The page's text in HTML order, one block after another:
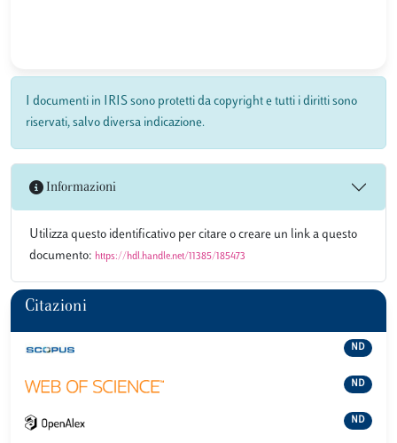
I documenti in IRIS sono protetti da copyright e tutti i diritti sono
riservati, salvo diversa indicazione.
Informazioni
Utilizza questo identificativo per citare o creare un link a questo
documento: https://hdl.handle.net/11385/185473
Citazioni
ND
ND
ND